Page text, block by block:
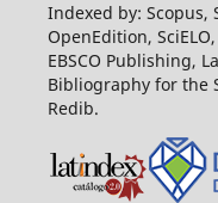
Indexed by: Scopus,
OpenEdition,
EBSCO Publishing,
Bibliography for the
Redib.